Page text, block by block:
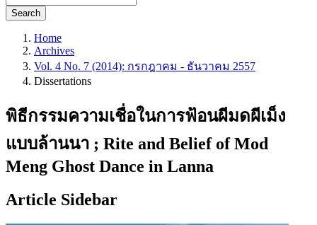
Search
Home
Archives
Vol. 4 No. 7 (2014): กรกฎาคม - ธันวาคม 2557
Dissertations
พิธีกรรมความเชื่อในการฟ้อนผีมดผีเม็ง
แบบล้านนา ; Rite and Belief of Mod
Meng Ghost Dance in Lanna
Article Sidebar